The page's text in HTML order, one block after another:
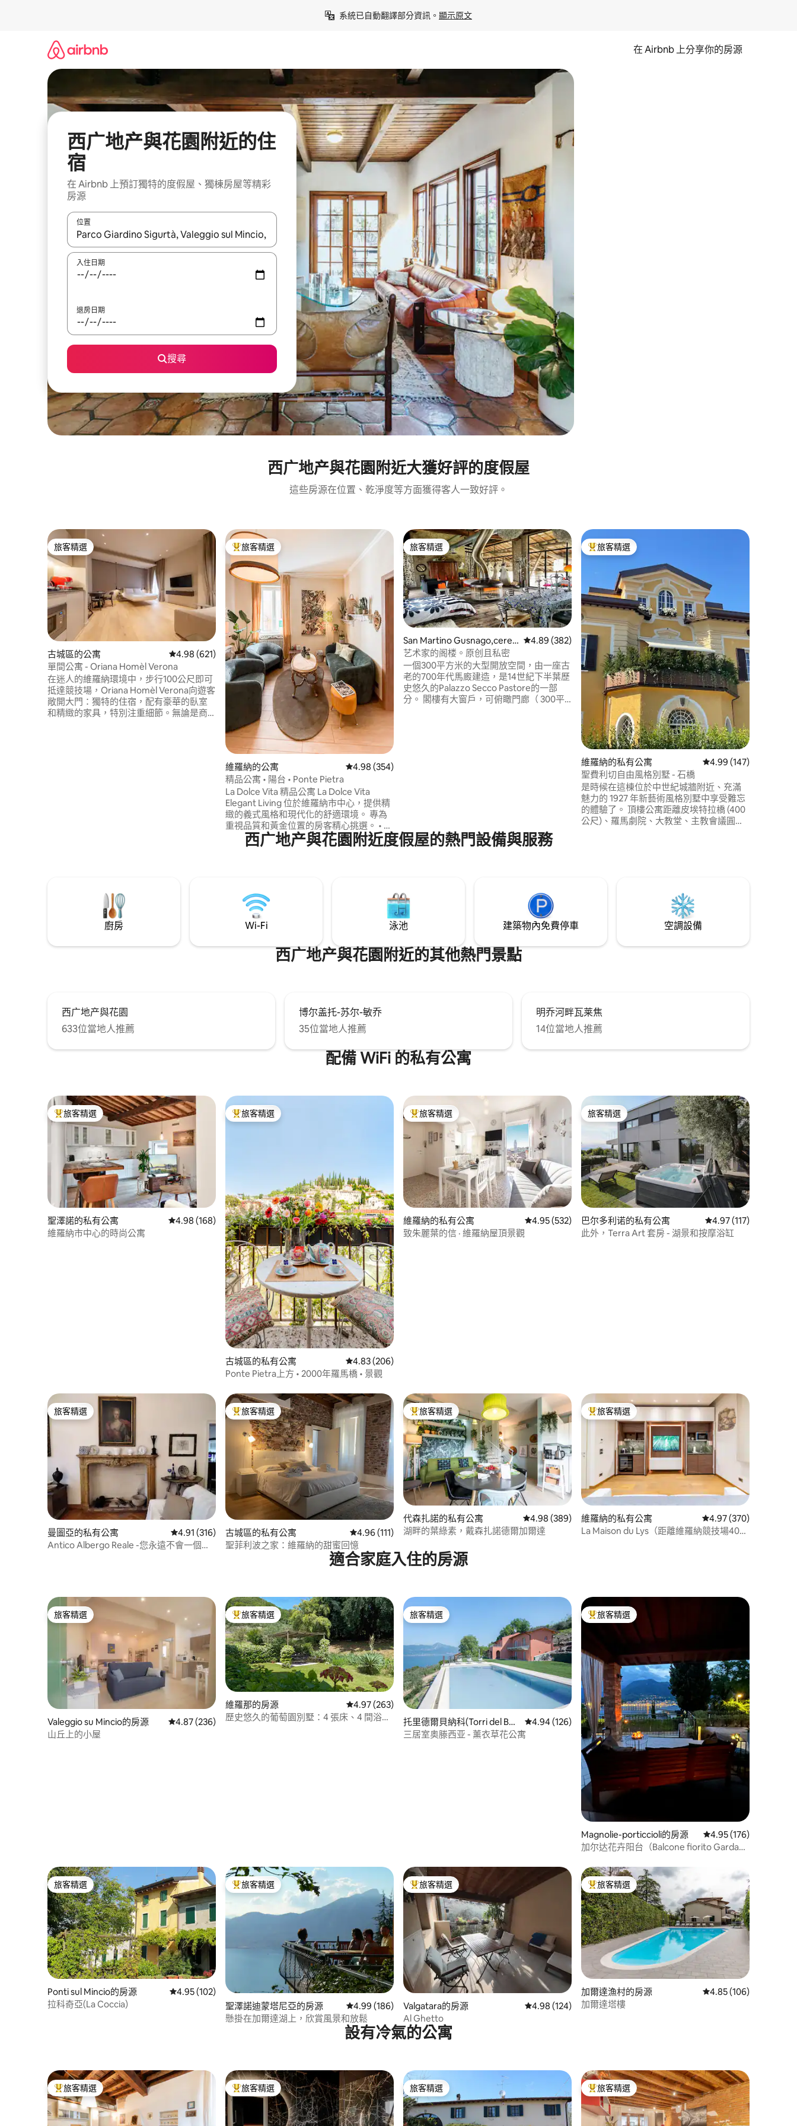
系統已自動翻譯部分資訊。 顯示原文
在 Airbnb 上分享你的房源
西广地产與花園附近的住
宿
在 Airbnb 上預訂獨特的度假屋、獨棟房屋等精彩
房源
位置
如有搜尋結果，瀏覽內容時請使用上下箭頭，或輕點、滑動裝置。
入住日期
退房日期
搜尋
西广地产與花園附近大獲好評的度假屋
這些房源在位置、乾淨度等方面獲得客人一致好評。
旅客精選
旅客精選
古城區的公寓 從 621 則評價中獲得 4.98 的平均評分（滿分 5 分）
4.98 (621)
單間公寓 - Oriana Homèl Verona
在迷人的維羅納環境中，步行100公尺即可
抵達競技場，Oriana Homèl Verona向遊客
敞開大門：獨特的住宿，配有豪華的臥室
和精緻的家具，特別注重細節。無論是商
旅客精選榜首
旅客精選
維羅納的公寓 從 354 則評價中獲得 4.98 的平均評分（滿分 5 分）
4.98 (354)
精品公寓 • 陽台 • Ponte Pietra
La Dolce Vita 精品公寓 La Dolce Vita
Elegant Living 位於維羅納市中心，提供精
緻的義式風格和現代化的舒適環境。 專為
重視品質和黃金位置的房客精心挑選。 • 優
質休息：2 間臥室，配備 5 公分記憶海綿床
墊（其中一間有獨立陽臺）。 • 隱私：2 間
• 城市稅：前 4 晚每人每晚 €3.50。
旅客精選
旅客精選
San Martino Gusnago,ceres
ara (Mn)的穀倉
從 382 則評價中獲得 4.89 的平均評分（滿分 5 分）
4.89 (382)
艺术家的阁楼。原创且私密
一個300平方米的大型開放空間，由一座古
老的700年代馬廄建造，是14世紀下半葉歷
史悠久的Palazzo Secco Pastore的一部
分。 閣樓有大窗戶，可俯瞰門廊（ 300平
旅客精選榜首
旅客精選
維羅納的私有公寓 從 147 則評價中獲得
4.99 (147)
聖費利切自由風格別墅 - 石橋
是時候在這棟位於中世紀城牆附近、充滿
魅力的 1927 年新藝術風格別墅中享受難忘
的體驗了。 頂樓公寓距離皮埃特拉橋 (400
公尺)、羅馬劇院、大教堂、主教會議圓形
西广地产與花園附近度假屋的熱門設備與服務
廚房 Wi-Fi 泳池 建築物內免費停車 空調設備
西广地产與花園附近的其他熱門景點
西广地产與花園
633位當地人推薦
博尔盖托-苏尔-敏乔
35位當地人推薦
明乔河畔瓦莱焦
14位當地人推薦
配備 WiFi 的私有公寓
旅客精選榜首
旅客精選
聖澤諾的私有公寓 從 168 則評價中獲得 4.98 的平均評分（滿分 5 分）
4.98 (168)
維羅納市中心的時尚公寓
旅客精選榜首
旅客精選
古城區的私有公寓 從 206 則評價中獲得 4.83 的平均評分（滿分 5 分）
4.83 (206)
Ponte Pietra上方 • 2000年羅馬橋 • 景觀
旅客精選榜首
旅客精選
維羅納的私有公寓 從 532 則評價中獲得 4.95 的平均評分（滿分 5 分）
4.95 (532)
致朱麗葉的信 · 維羅納屋頂景觀
旅客精選
旅客精選
巴尔多利诺的私有公寓 從 117 則評價中獲得
4.97 (117)
此外，Terra Art 套房 - 湖景和按摩浴缸
旅客精選
旅客精選
曼圖亞的私有公寓 從 316 則評價中獲得 4.91 的平均評分（滿分 5 分）
4.91 (316)
Antico Albergo Reale -您永遠不會一個人
旅客精選榜首
旅客精選
古城區的私有公寓 從 111 則評價中獲得 4.96 的平均評分（滿分 5 分）
4.96 (111)
聖菲利波之家：維羅納的甜蜜回憶
旅客精選榜首
旅客精選
代森扎諾的私有公寓 從 389 則評價中獲得 4.98 的平均評分（滿分 5 分）
4.98 (389)
湖畔的葉綠素，戴森扎諾德爾加爾達
旅客精選榜首
旅客精選
維羅納的私有公寓 從 370 則評價中獲得
4.97 (370)
La Maison du Lys（距離維羅納競技場400
適合家庭入住的房源
旅客精選
旅客精選
Valeggio su Mincio的房源 從 236 則評價中獲得 4.87 的平均評分（滿分 5 分）
4.87 (236)
山丘上的小屋
旅客精選榜首
旅客精選
維羅那的房源 從 263 則評價中獲得 4.97 的平均評分（滿分 5 分）
4.97 (263)
歷史悠久的葡萄園別墅：4 張床、4 間浴室
旅客精選
旅客精選
托里德爾貝納科(Torri del Ben
aco)的房源
從 126 則評價中獲得 4.94 的平均評分（滿分 5 分）
4.94 (126)
三居室奥滕西亚 - 薰衣草花公寓
旅客精選榜首
旅客精選
Magnolie-porticcioli的房源 從 176 則評價中獲得
4.95 (176)
加尔达花卉阳台（Balcone fiorito Garda）
旅客精選
旅客精選
Ponti sul Mincio的房源 從 102 則評價中獲得 4.95 的平均評分（滿分 5 分）
4.95 (102)
拉科奇亞(La Coccia)
旅客精選榜首
旅客精選
聖澤諾迪蒙塔尼亞的房源 從 186 則評價中獲得 4.99 的平均評分（滿分 5 分）
4.99 (186)
懸掛在加爾達湖上，欣賞風景和放鬆
旅客精選榜首
旅客精選
Valgatara的房源 從 124 則評價中獲得 4.98 的平均評分（滿分 5 分）
4.98 (124)
Al Ghetto
旅客精選榜首
旅客精選
加爾達漁村的房源 從 106 則評價中獲得
4.85 (106)
加爾達塔樓
設有冷氣的公寓
旅客精選榜首
旅客精選 旅客精選榜首
旅客精選 旅客精選
旅客精選 旅客精選榜首
旅客精選